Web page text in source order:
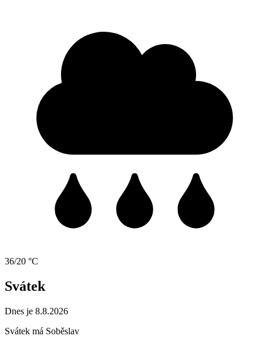
36/20 °C
Svátek
Dnes je 8.8.2026
Svátek má Soběslav